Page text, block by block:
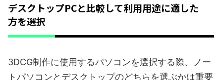
デスクトップPCと比較して利用用途に適した
方を選択
3DCG制作に使用するパソコンを選択する際、ノー
トパソコンとデスクトップのどちらを選ぶかは重要